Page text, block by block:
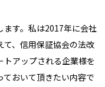
ます。私は2017年に会社
て、信用保証協会の法改
トアップされる企業様を
ておいて頂きたい内容で